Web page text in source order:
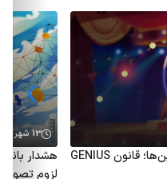
انتقال سرمایه از بانک‌ها به استیبل کوین‌ها؛ قانون GENIUS
13 شهریور 1404
لزوم